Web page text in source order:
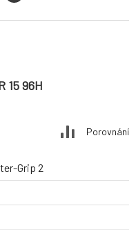
15 96H
Porovnání
Grip 2